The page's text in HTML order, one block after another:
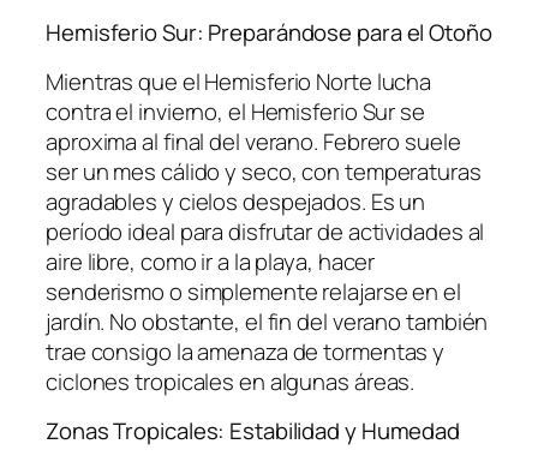
Hemisferio Sur: Preparándose para el Otoño
Mientras que el Hemisferio Norte lucha
contra el invierno, el Hemisferio Sur se
aproxima al final del verano. Febrero suele
ser un mes cálido y seco, con temperaturas
agradables y cielos despejados. Es un
período ideal para disfrutar de actividades al
aire libre, como ir a la playa, hacer
senderismo o simplemente relajarse en el
jardín. No obstante, el fin del verano también
trae consigo la amenaza de tormentas y
ciclones tropicales en algunas áreas.
Zonas Tropicales: Estabilidad y Humedad